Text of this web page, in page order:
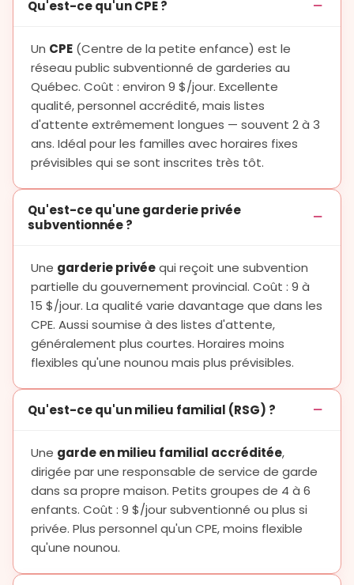
Qu'est-ce qu'un CPE ?
Un CPE (Centre de la petite enfance) est le
réseau public subventionné de garderies au
Québec. Coût : environ 9 $/jour. Excellente
qualité, personnel accrédité, mais listes
d'attente extrêmement longues — souvent 2 à 3
ans. Idéal pour les familles avec horaires fixes
prévisibles qui se sont inscrites très tôt.
Qu'est-ce qu'une garderie privée
subventionnée ?
Une garderie privéequi reçoit une subvention
partielle du gouvernement provincial. Coût : 9 à
15 $/jour. La qualité varie davantage que dans les
CPE. Aussi soumise à des listes d'attente,
généralement plus courtes. Horaires moins
flexibles qu'une nounou mais plus prévisibles.
Qu'est-ce qu'un milieu familial (RSG) ?
Une garde en milieu familial accréditée,
dirigée par une responsable de service de garde
dans sa propre maison. Petits groupes de 4 à 6
enfants. Coût : 9 $/jour subventionné ou plus si
privée. Plus personnel qu'un CPE, moins flexible
qu'une nounou.